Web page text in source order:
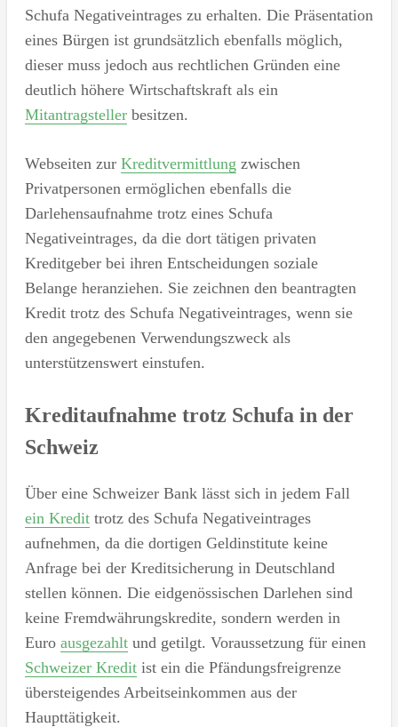
Schufa Negativeintrages zu erhalten. Die Präsentation
eines Bürgen ist grundsätzlich ebenfalls möglich,
dieser muss jedoch aus rechtlichen Gründen eine
deutlich höhere Wirtschaftskraft als ein
Mitantragstellerbesitzen.
Webseiten zur Kreditvermittlung zwischen
Privatpersonen ermöglichen ebenfalls die
Darlehensaufnahme trotz eines Schufa
Negativeintrages, da die dort tätigen privaten
Kreditgeber bei ihren Entscheidungen soziale
Belange heranziehen. Sie zeichnen den beantragten
Kredit trotz des Schufa Negativeintrages, wenn sie
den angegebenen Verwendungszweck als
unterstützenswert einstufen.
Kreditaufnahme trotz Schufa in der
Schweiz
Über eine Schweizer Bank lässt sich in jedem Fall
ein Kredittrotz des Schufa Negativeintrages
aufnehmen, da die dortigen Geldinstitute keine
Anfrage bei der Kreditsicherung in Deutschland
stellen können. Die eidgenössischen Darlehen sind
keine Fremdwährungskredite, sondern werden in
Euro ausgezahltund getilgt. Voraussetzung für einen
Schweizer Kreditist ein die Pfändungsfreigrenze
übersteigendes Arbeitseinkommen aus der
Haupttätigkeit.